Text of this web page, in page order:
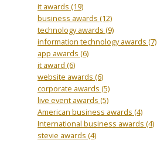
it awards (19)
business awards (12)
technology awards (9)
information technology awards (7)
app awards (6)
it award (6)
website awards (6)
corporate awards (5)
live event awards (5)
American business awards (4)
International business awards (4)
stevie awards (4)